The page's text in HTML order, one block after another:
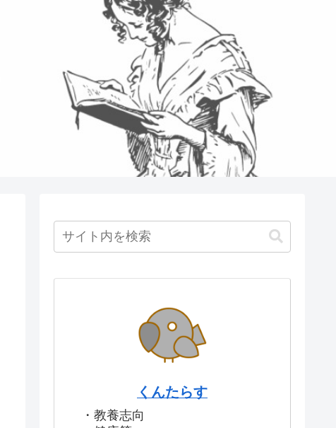
くんたらす
・教養志向